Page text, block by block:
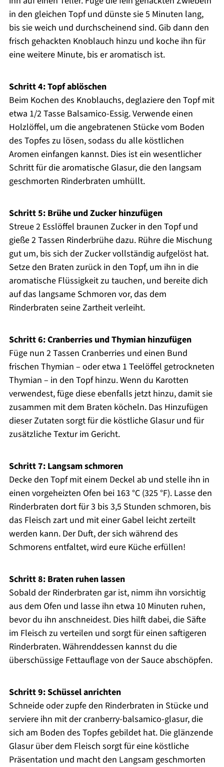
in den gleichen Topf und dünste sie 5 Minuten lang,
bis sie weich und durchscheinend sind. Gib dann den
frisch gehackten Knoblauch hinzu und koche ihn für
eine weitere Minute, bis er aromatisch ist.
Schritt 4: Topf ablöschen
Beim Kochen des Knoblauchs, deglaziere den Topf mit
etwa 1/2 Tasse Balsamico-Essig. Verwende einen
Holzlöffel, um die angebratenen Stücke vom Boden
des Topfes zu lösen, sodass du alle köstlichen
Aromen einfangen kannst. Dies ist ein wesentlicher
Schritt für die aromatische Glasur, die den langsam
geschmorten Rinderbraten umhüllt.
Schritt 5: Brühe und Zucker hinzufügen
Streue 2 Esslöffel braunen Zucker in den Topf und
gieße 2 Tassen Rinderbrühe dazu. Rühre die Mischung
gut um, bis sich der Zucker vollständig aufgelöst hat.
Setze den Braten zurück in den Topf, um ihn in die
aromatische Flüssigkeit zu tauchen, und bereite dich
auf das langsame Schmoren vor, das dem
Rinderbraten seine Zartheit verleiht.
Schritt 6: Cranberries und Thymian hinzufügen
Füge nun 2 Tassen Cranberries und einen Bund
frischen Thymian – oder etwa 1 Teelöffel getrockneten
Thymian – in den Topf hinzu. Wenn du Karotten
verwendest, füge diese ebenfalls jetzt hinzu, damit sie
zusammen mit dem Braten köcheln. Das Hinzufügen
dieser Zutaten sorgt für die köstliche Glasur und für
zusätzliche Textur im Gericht.
Schritt 7: Langsam schmoren
Decke den Topf mit einem Deckel ab und stelle ihn in
einen vorgeheizten Ofen bei 163 °C (325 °F). Lasse den
Rinderbraten dort für 3 bis 3,5 Stunden schmoren, bis
das Fleisch zart und mit einer Gabel leicht zerteilt
werden kann. Der Duft, der sich während des
Schmorens entfaltet, wird eure Küche erfüllen!
Schritt 8: Braten ruhen lassen
Sobald der Rinderbraten gar ist, nimm ihn vorsichtig
aus dem Ofen und lasse ihn etwa 10 Minuten ruhen,
bevor du ihn anschneidest. Dies hilft dabei, die Säfte
im Fleisch zu verteilen und sorgt für einen saftigeren
Rinderbraten. Währenddessen kannst du die
überschüssige Fettauflage von der Sauce abschöpfen.
Schritt 9: Schüssel anrichten
Schneide oder zupfe den Rinderbraten in Stücke und
serviere ihn mit der cranberry-balsamico-glasur, die
sich am Boden des Topfes gebildet hat. Die glänzende
Glasur über dem Fleisch sorgt für eine köstliche
Präsentation und macht den Langsam geschmorten